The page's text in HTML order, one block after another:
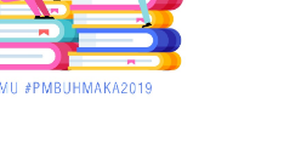
01, 2017